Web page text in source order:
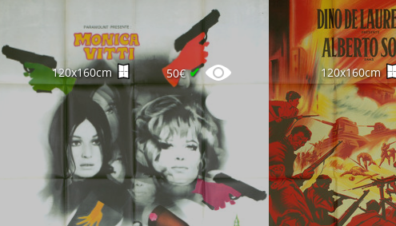
120x160cm 50€✔ 120x160cm